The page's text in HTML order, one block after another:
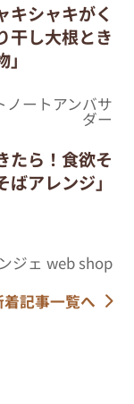
キシャキがく
干し大根とき
ノートアンバサ
ダー
たら！食欲そ
アレンジ」
ジェ web shop
着記事一覧へ